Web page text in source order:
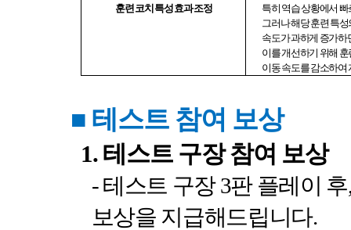
훈련 코치 특성 효과 조정
특히 역습 상황에서
그러나 해당 훈련 특성
속도가 과하게 증가
이를 개선하기 위해
이동 속도를 감소하여
■ 테스트 참여 보상
1. 테스트 구장 참여 보상
-테스트 구장3판 플레이 후
보상을 지급해드립니다.